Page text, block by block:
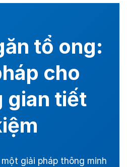
tổ ong:
cho
gian tiết
giải pháp thông minh